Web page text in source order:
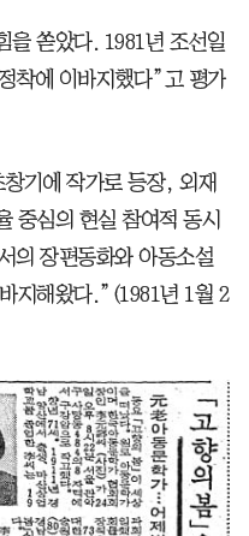
을 쏟았다. 1981년 조선일
착에 이바지했다”고 평가
기에 작가로 등장, 외재
중심의 현실 참여적 동시
의 장편동화와 아동소설
지해왔다.”(1981년 1월 2